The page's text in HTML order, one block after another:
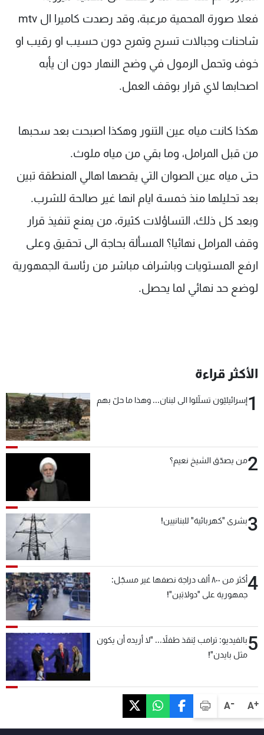
A+
A-
فعلا صورة المحمية مرعبة، وقد رصدت كاميرا ال mtv
شاحنات وجبالات تسرح وتمرح دون حسيب او رقيب او
خوف وتحمل الرمول في وضح النهار دون ان يأبه
اصحابها لاي قرار بوقف العمل.
هكذا كانت مياه عين التنور وهكذا اصبحت بعد سحبها
من قبل المرامل، وما بقي من مياه ملوث.
حتى مياه عين الصوان التي يقصها اهالي المنطقة تبين
بعد تحليلها منذ خمسة ايام انها غير صالحة للشرب.
وبعد كل ذلك، التساؤلات كثيرة، من يمنع تنفيذ قرار
وقف المرامل نهائيا؟ المسألة بحاجة الى تحقيق وعلى
ارفع المستويات وباشراف مباشر من رئاسة الجمهورية
لوضع حد نهائي لما يحصل.
الأكثر قراءة
1إسرائيليّون تسلّلوا الى لبنان... وهذا ما حلّ بهم
2من يصدّق الشيخ نعيم؟
3بشرى "كهربائية" للبنانيين!
4
أكثر من ٨٠٠ ألف دراجة نصفها غير مسجّل:
جمهورية على "دولابَين"!
5بالفيديو: ترامب يُنقذ طفلاً... "لا أريده أن يكون
مثل بايدن"!